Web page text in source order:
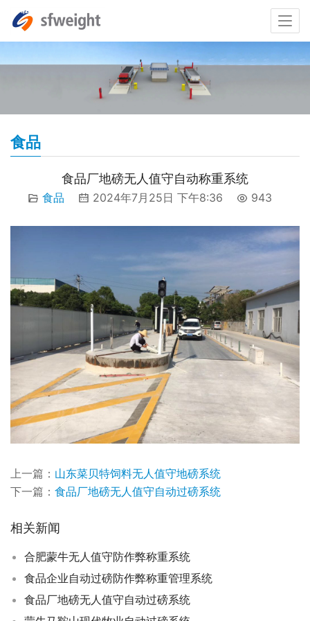
食品
食品厂地磅无人值守自动称重系统
食品 2024年7月25日 下午8:36 943
上一篇： 山东菜贝特饲料无人值守地磅系统
下一篇： 食品厂地磅无人值守自动过磅系统
相关新闻
合肥蒙牛无人值守防作弊称重系统
食品企业自动过磅防作弊称重管理系统
食品厂地磅无人值守自动过磅系统